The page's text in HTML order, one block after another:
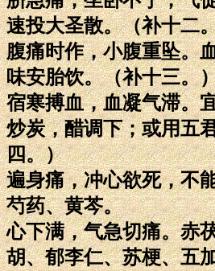
速投大圣散。（补十二
腹痛时作，小腹重坠。
味安胎饮。（补十三。
宿寒搏血，血凝气滞。
炒炭，醋调下；或用五
四。）
遍身痛，冲心欲死，不
芍药、黄芩。
心下满，气急切痛。赤
胡、郁李仁、苏梗、五